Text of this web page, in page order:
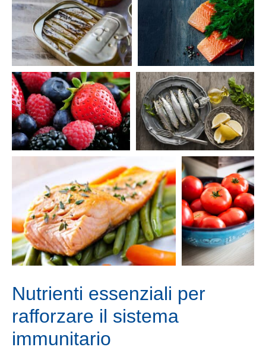
Nutrienti essenziali per
rafforzare il sistema
immunitario